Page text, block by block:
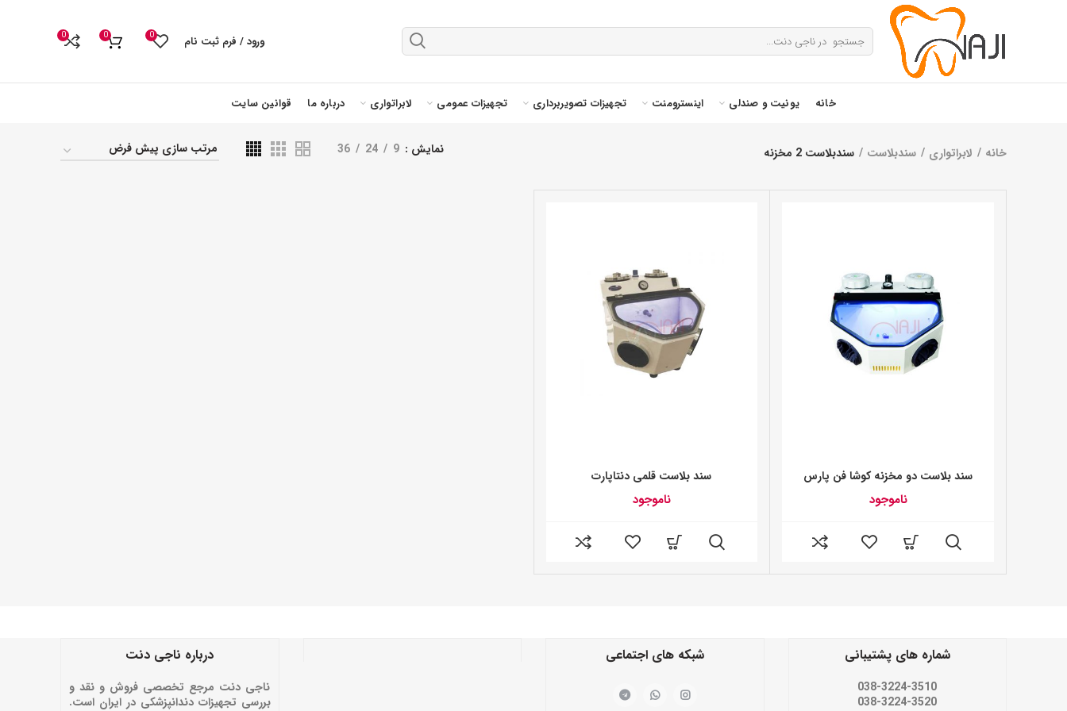
ورود / فرم ثبت نام 0
0
0
خانه یونیت و صندلی اینسترومنت تجهیزات تصویربرداری تجهیزات عمومی لابراتواری درباره ما قوانین سایت
خانه لابراتواری سندبلاست سندبلاست 2 مخزنه نمایش 9
24
36
سند بلاست دو مخزنه کوشا فن پارس
ناموجود
سند بلاست قلمی دنتاپارت
ناموجود
شماره های پشتیبانی
038-3224-3510
038-3224-3520
شبکه های اجتماعی درباره ناجی دنت
ناجی دنت مرجع تخصصی فروش و نقد و
بررسی تجهیزات دندانپزشکی در ایران است.